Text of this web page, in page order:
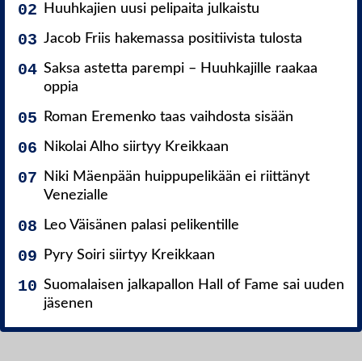
Huuhkajien uusi pelipaita julkaistu
Jacob Friis hakemassa positiivista tulosta
Saksa astetta parempi – Huuhkajille raakaa
oppia
Roman Eremenko taas vaihdosta sisään
Nikolai Alho siirtyy Kreikkaan
Niki Mäenpään huippupelikään ei riittänyt
Venezialle
Leo Väisänen palasi pelikentille
Pyry Soiri siirtyy Kreikkaan
Suomalaisen jalkapallon Hall of Fame sai uuden
jäsenen